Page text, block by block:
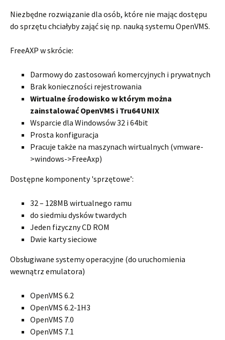
Niezbędne rozwiązanie dla osób, które nie mając dostępu
do sprzętu chciałyby zająć się np. nauką systemu OpenVMS.
FreeAXP w skrócie:
Darmowy do zastosowań komercyjnych i prywatnych
Brak konieczności rejestrowania
Wirtualne środowisko w którym można
zainstalować OpenVMS i Tru64 UNIX
Wsparcie dla Windowsów 32 i 64bit
Prosta konfiguracja
Pracuje także na maszynach wirtualnych (vmware-
>windows->FreeAxp)
Dostępne komponenty 'sprzętowe’:
32 – 128MB wirtualnego ramu
do siedmiu dysków twardych
Jeden fizyczny CD ROM
Dwie karty sieciowe
Obsługiwane systemy operacyjne (do uruchomienia
wewnątrz emulatora)
OpenVMS 6.2
OpenVMS 6.2-1H3
OpenVMS 7.0
OpenVMS 7.1